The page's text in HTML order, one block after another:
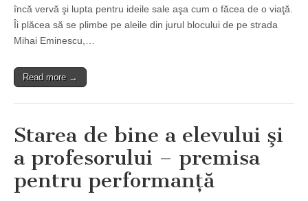
încă vervă şi lupta pentru ideile sale aşa cum o făcea de o viaţă.
Îi plăcea să se plimbe pe aleile din jurul blocului de pe strada
Mihai Eminescu,…
Read more →
Starea de bine a elevului şi
a profesorului – premisa
pentru performanţă